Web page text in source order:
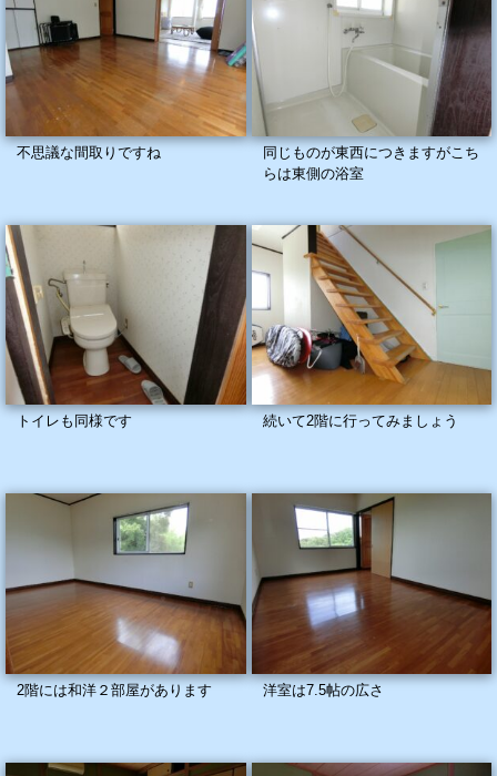
不思議な間取りですね
同じものが東西につきますがこち
らは東側の浴室
トイレも同様です 続いて2階に行ってみましょう
2階には和洋２部屋があります 洋室は7.5帖の広さ